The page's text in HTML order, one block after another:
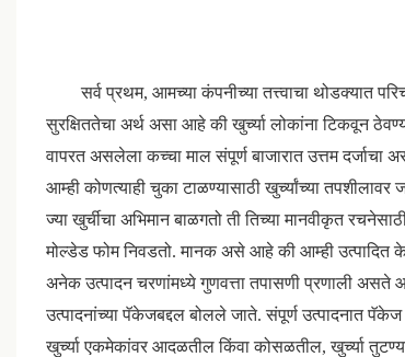
सर्व प्रथम, आमच्या कंपनीच्या तत्त्वाचा थोडक्यात
सुरक्षिततेचा अर्थ असा आहे की खुर्च्या लोकांना टिकवून
वापरत असलेला कच्चा माल संपूर्ण बाजारात उत्तम दर्जाचा
आम्ही कोणत्याही चुका टाळण्यासाठी खुर्च्यांच्या
ज्या खुर्चीचा अभिमान बाळगतो ती तिच्या मानवीकृत
मोल्डेड फोम निवडतो. मानक असे आहे की आम्ही उत्पादित
अनेक उत्पादन चरणांमध्ये गुणवत्ता तपासणी प्रणाली असते
उत्पादनांच्या पॅकेजबद्दल बोलले जाते. संपूर्ण उत्पादनात
खुर्च्या एकमेकांवर आदळतील किंवा कोसळतील, खुर्च्या